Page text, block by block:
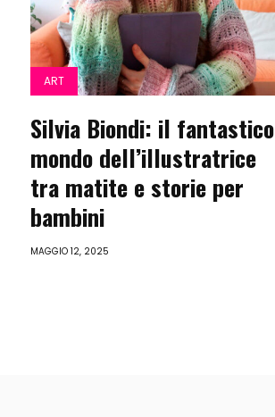
ART
Silvia Biondi: il fantastico
mondo dell’illustratrice
tra matite e storie per
bambini
MAGGIO 12, 2025